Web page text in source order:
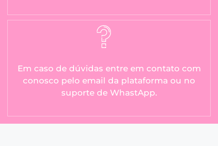
Em caso de dúvidas entre em contato com
conosco pelo email da plataforma ou no
suporte de WhastApp.